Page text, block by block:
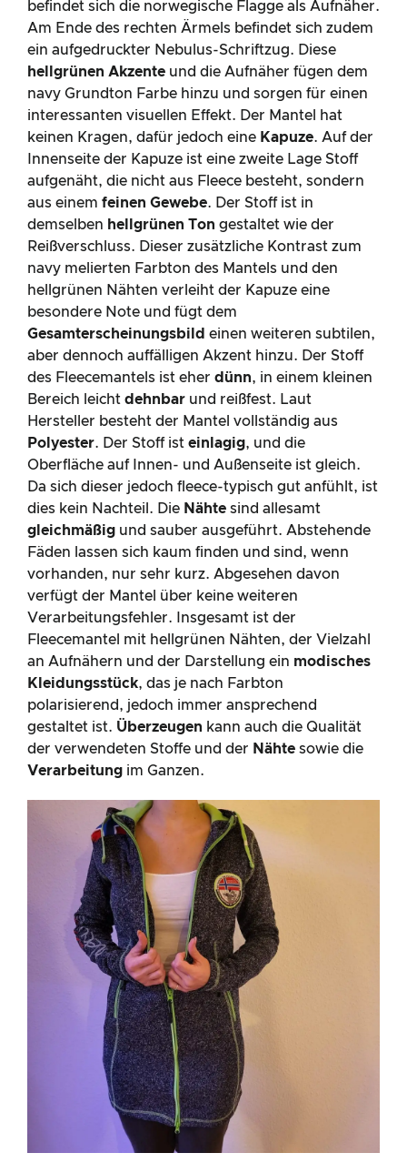
befindet sich die norwegische Flagge als Aufnäher.
Am Ende des rechten Ärmels befindet sich zudem
ein aufgedruckter Nebulus-Schriftzug. Diese
hellgrünen Akzente und die Aufnäher fügen dem
navy Grundton Farbe hinzu und sorgen für einen
interessanten visuellen Effekt. Der Mantel hat
keinen Kragen, dafür jedoch eine Kapuze. Auf der
Innenseite der Kapuze ist eine zweite Lage Stoff
aufgenäht, die nicht aus Fleece besteht, sondern
aus einem feinen Gewebe. Der Stoff ist in
demselben hellgrünen Ton gestaltet wie der
Reißverschluss. Dieser zusätzliche Kontrast zum
navy melierten Farbton des Mantels und den
hellgrünen Nähten verleiht der Kapuze eine
besondere Note und fügt dem
Gesamterscheinungsbild einen weiteren subtilen,
aber dennoch auffälligen Akzent hinzu. Der Stoff
des Fleecemantels ist eher dünn, in einem kleinen
Bereich leicht dehnbar und reißfest. Laut
Hersteller besteht der Mantel vollständig aus
Polyester. Der Stoff ist einlagig, und die
Oberfläche auf Innen- und Außenseite ist gleich.
Da sich dieser jedoch fleece-typisch gut anfühlt, ist
dies kein Nachteil. Die Nähte sind allesamt
gleichmäßig und sauber ausgeführt. Abstehende
Fäden lassen sich kaum finden und sind, wenn
vorhanden, nur sehr kurz. Abgesehen davon
verfügt der Mantel über keine weiteren
Verarbeitungsfehler. Insgesamt ist der
Fleecemantel mit hellgrünen Nähten, der Vielzahl
an Aufnähern und der Darstellung ein modisches
Kleidungsstück, das je nach Farbton
polarisierend, jedoch immer ansprechend
gestaltet ist. Überzeugen kann auch die Qualität
der verwendeten Stoffe und der Nähte sowie die
Verarbeitung im Ganzen.